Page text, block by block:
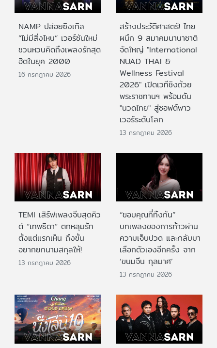
NAMP ปล่อยซิงเกิล
“ไม่มีสิ่งไหน” เวอร์ชันใหม่
ชวนหวนคิดถึงเพลงรักสุด
ฮิตในยุค 2000
16 กรกฎาคม 2026
สร้างประวัติศาสตร์! ไทย
ผนึก 9 สมาคมนานาชาติ
จัดใหญ่ "International
NUAD THAI &
Wellness Festival
2026" เปิดเวทีชิงถ้วย
พระราชทานฯ พร้อมดัน
"นวดไทย" สู่ซอฟต์พาว
เวอร์ระดับโลก
13 กรกฎาคม 2026
TEMI เสิร์ฟเพลงจีบสุดคิว
ต์ “เทพธิดา” ตกหลุมรัก
ตั้งแต่แรกเห็น ถึงขั้น
อยากยกนามสกุลให้!
13 กรกฎาคม 2026
“ขอบคุณที่ทิ้งกัน”
บทเพลงของการก้าวผ่าน
ความเจ็บปวด และกลับมา
เลือกตัวเองอีกครั้ง จาก
‘ขนมจีน กุลมาศ’
13 กรกฎาคม 2026